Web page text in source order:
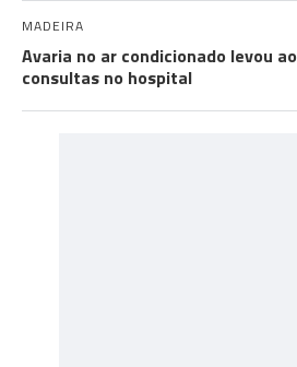
MADEIRA
Avaria no ar condicionado levou
consultas no hospital